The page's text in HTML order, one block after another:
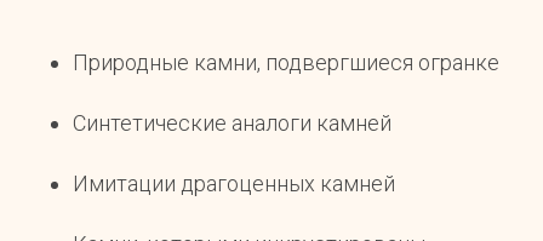
Природные камни, подвергшиеся огранке
Синтетические аналоги камней
Имитации драгоценных камней